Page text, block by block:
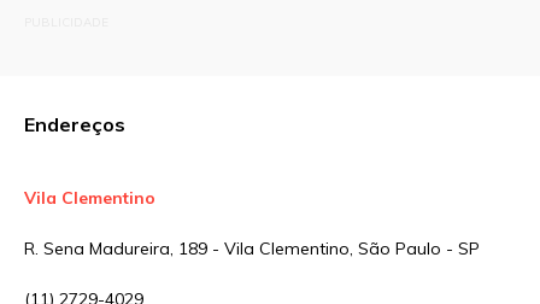
Endereços
Vila Clementino
R. Sena Madureira, 189 - Vila Clementino, São Paulo - SP